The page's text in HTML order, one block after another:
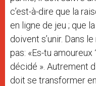
c’est-à-dire que la
en ligne de jeu ; que
doivent s’unir. Dans
pas: «Es-tu amoureux
décidé ». Autrement
doit se transformer